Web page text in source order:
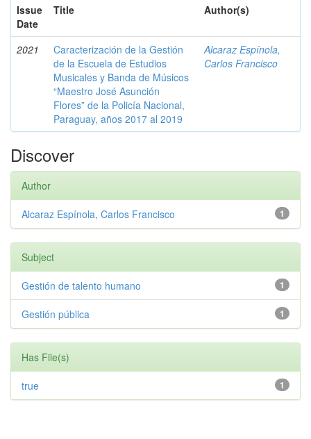
Issue
Date
Title Author(s)
2021
Caracterización de la Gestión
de la Escuela de Estudios
Musicales y Banda de Músicos
“Maestro José Asunción
Flores” de la Policía Nacional,
Paraguay, años 2017 al 2019
Alcaraz Espínola,
Carlos Francisco
Discover
Author
1
Alcaraz Espínola, Carlos Francisco
Subject
1
Gestión de talento humano
1
Gestión pública
Has File(s)
1
true